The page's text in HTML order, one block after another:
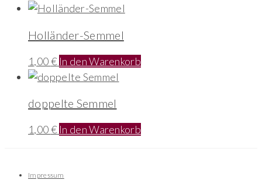
Holländer-Semmel
1,00€ In den Warenkorb
doppelte Semmel
1,00€ In den Warenkorb
Impressum